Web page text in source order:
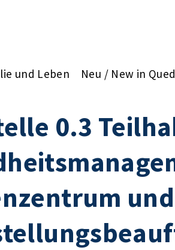
und Leben Neu / New in
0.3
und